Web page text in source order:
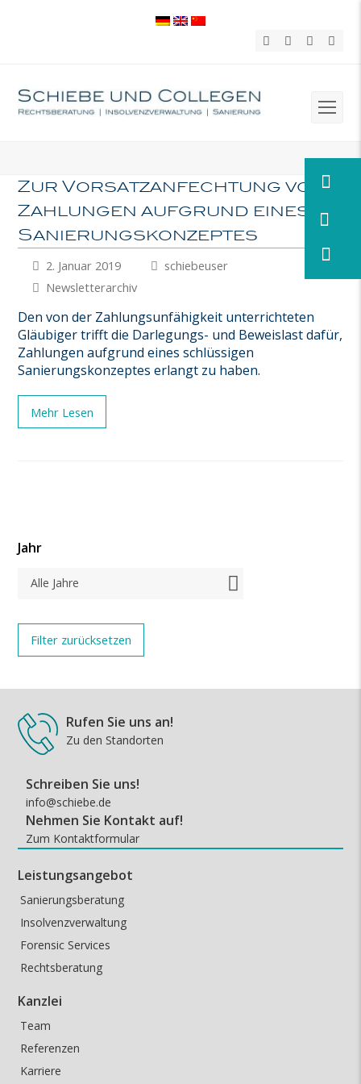
TwitterFacebookLinkedIn
Zur Vorsatzanfechtung von
Zahlungen aufgrund eines
Sanierungskonzeptes
2. Januar 2019
schiebeuser
Newsletterarchiv
Den von der Zahlungsunfähigkeit unterrichteten
Gläubiger trifft die Darlegungs- und Beweislast dafür,
Zahlungen aufgrund eines schlüssigen
Sanierungskonzeptes erlangt zu haben.
Mehr Lesen
Jahr
Alle Jahre
Rufen Sie uns an!
Zu den Standorten
Schreiben Sie uns!
info@schiebe.de
Nehmen Sie Kontakt auf!
Zum Kontaktformular
Leistungsangebot
Sanierungsberatung
Insolvenzverwaltung
Forensic Services
Rechtsberatung
Kanzlei
Team
Referenzen
Karriere